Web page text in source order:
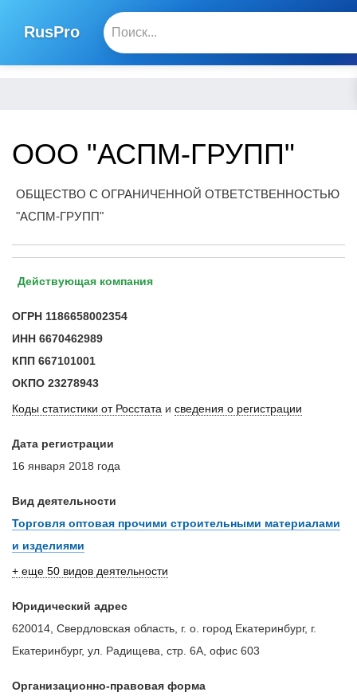
RusPro
ООО "АСПМ-ГРУПП"
ОБЩЕСТВО С ОГРАНИЧЕННОЙ ОТВЕТСТВЕННОСТЬЮ
"АСПМ-ГРУПП"
Действующая компания
ОГРН 1186658002354
ИНН 6670462989
КПП 667101001
ОКПО 23278943
Коды статистики от Росстата и сведения о регистрации
Дата регистрации
16 января 2018 года
Вид деятельности
Торговля оптовая прочими строительными материалами
и изделиями
+ еще 50 видов деятельности
Юридический адрес
620014, Свердловская область, г. о. город Екатеринбург, г.
Екатеринбург, ул. Радищева, стр. 6А, офис 603
Организационно-правовая форма